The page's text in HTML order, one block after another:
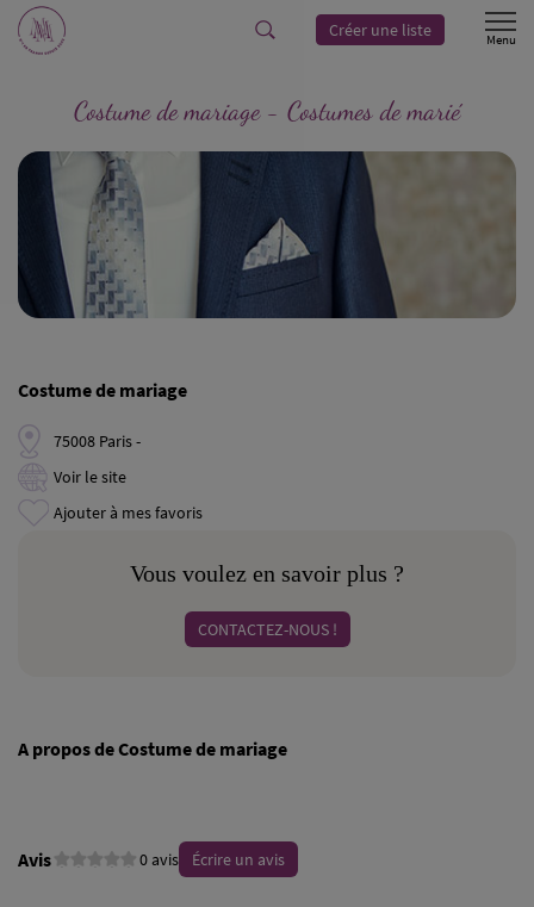
Créer une liste
Costume de mariage - Costumes de marié
Costume de mariage
75008 Paris -
Voir le site
Ajouter à mes favoris
Vous voulez en savoir plus ?
CONTACTEZ-NOUS !
A propos de Costume de mariage
Avis 0 avis Écrire un avis